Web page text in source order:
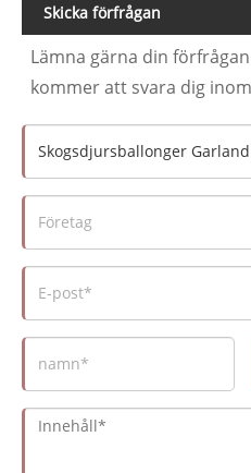
Skicka förfrågan
Lämna gärna din
kommer att svara dig